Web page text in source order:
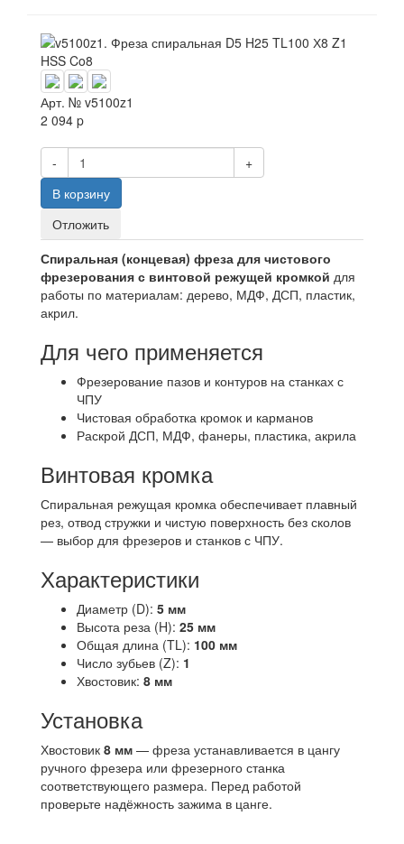
Арт. № v5100z1
2 094 p
-
+
В корзину
Отложить
Спиральная (концевая) фреза для чистового
фрезерования с винтовой режущей кромкой для
работы по материалам: дерево, МДФ, ДСП, пластик,
акрил.
Для чего применяется
Фрезерование пазов и контуров на станках с
ЧПУ
Чистовая обработка кромок и карманов
Раскрой ДСП, МДФ, фанеры, пластика, акрила
Винтовая кромка
Спиральная режущая кромка обеспечивает плавный
рез, отвод стружки и чистую поверхность без сколов
— выбор для фрезеров и станков с ЧПУ.
Характеристики
Диаметр (D): 5 мм
Высота реза (H): 25 мм
Общая длина (TL): 100 мм
Число зубьев (Z): 1
Хвостовик: 8 мм
Установка
Хвостовик 8 мм — фреза устанавливается в цангу
ручного фрезера или фрезерного станка
соответствующего размера. Перед работой
проверьте надёжность зажима в цанге.